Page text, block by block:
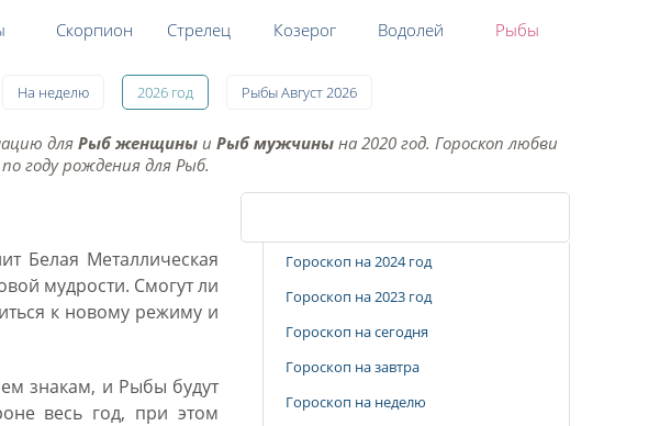
Скорпион Стрелец Козерог Водолей Рыбы
На неделю 2026 год Рыбы Август 2026
для Рыб женщины и Рыб мужчины на 2020 год. Гороскоп любви
году рождения для Рыб.
Белая Металлическая
мудрости. Смогут ли
к новому режиму и
знакам, и Рыбы будут
весь год, при этом
Гороскоп на 2024 год
Гороскоп на 2023 год
Гороскоп на сегодня
Гороскоп на завтра
Гороскоп на неделю